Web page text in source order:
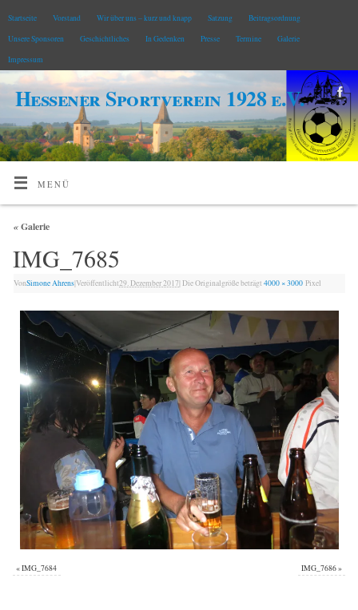
Startseite Vorstand Wir über uns – kurz und knapp Satzung
Beitragsordnung
Unsere Sponsoren
Geschichtliches In Gedenken Presse Termine
Galerie
Impressum
Hessener Sportverein 1928 e.V.
MENÜ
«Galerie
IMG_7685
VonSimone Ahrens|Veröffentlicht29. Dezember 2017| Die Originalgröße beträgt4000 × 3000 Pixel
«IMG_7684 IMG_7686»